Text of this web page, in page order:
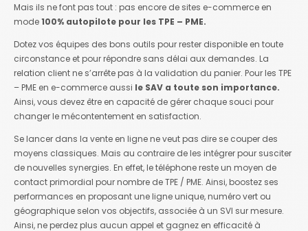
Mais ils ne font pas tout : pas encore de sites e-commerce en
mode100% autopilote pour les TPE – PME.
Dotez vos équipes des bons outils pour rester disponible en toute
circonstance et pour répondre sans délai aux demandes. La
relation client ne s’arrête pas à la validation du panier. Pour les TPE
– PME en e-commerce aussi le SAV a toute son importance.
Ainsi, vous devez être en capacité de gérer chaque souci pour
changer le mécontentement en satisfaction.
Se lancer dans la vente en ligne ne veut pas dire se couper des
moyens classiques. Mais au contraire de les intégrer pour susciter
de nouvelles synergies. En effet, le téléphone reste un moyen de
contact primordial pour nombre de TPE / PME. Ainsi, boostez ses
performances en proposant une ligne unique, numéro vert ou
géographique selon vos objectifs, associée à un SVI sur mesure.
Ainsi, ne perdez plus aucun appel et gagnez en efficacité à